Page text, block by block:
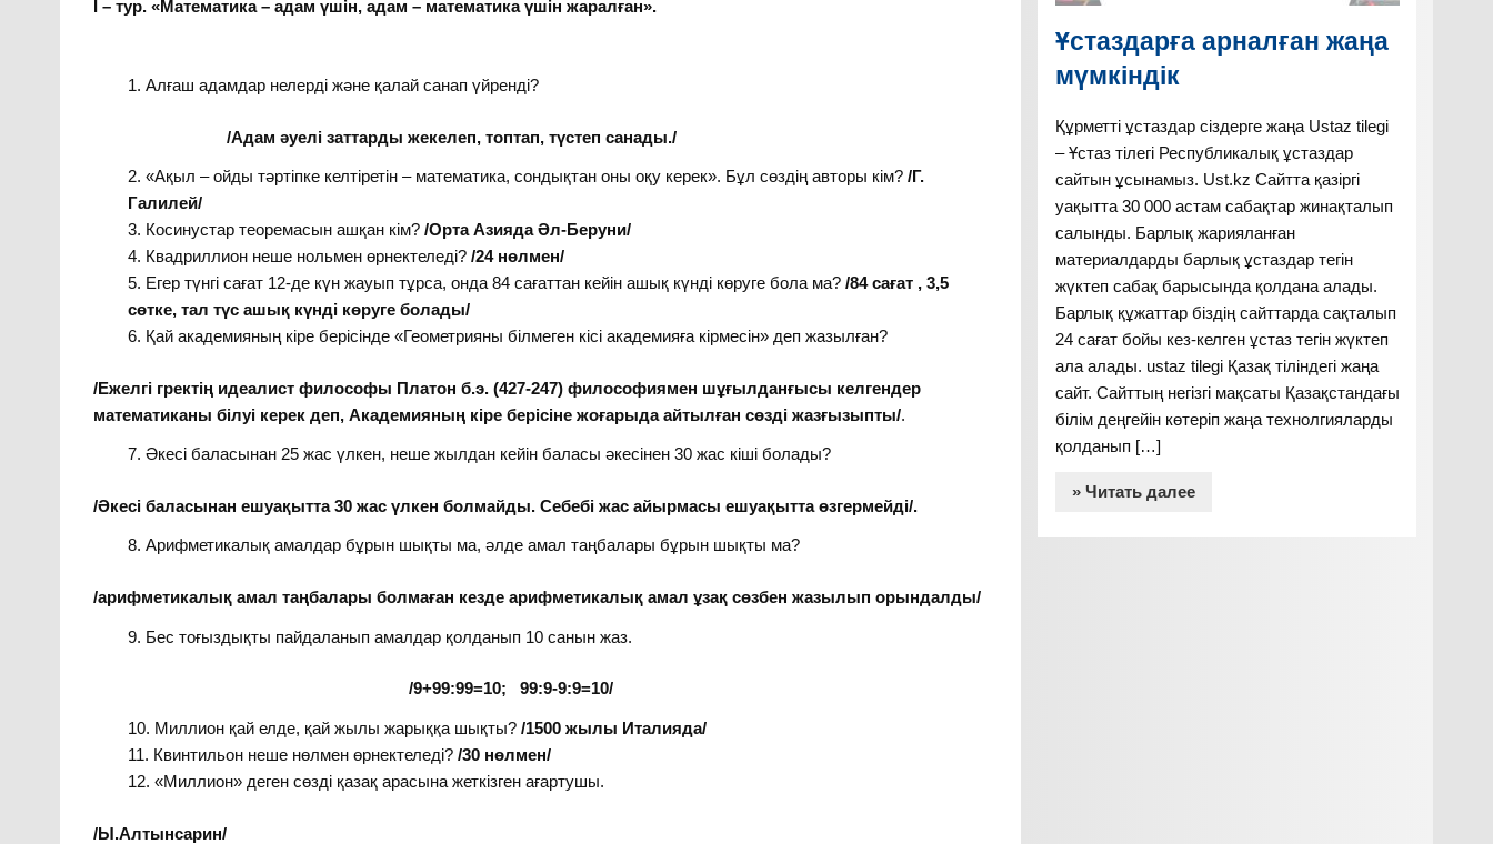
І – тур. «Математика – адам үшін, адам – математика үшін жаралған».
Алғаш адамдар нелерді және қалай санап үйренді?
/Адам әуелі заттарды жекелеп, топтап, түстеп санады./
«Ақыл – ойды тәртіпке келтіретін – математика, сондықтан оны оқу керек». Бұл сөздің авторы кім? /Г.
Галилей/
Косинустар теоремасын ашқан кім? /Орта Азияда Әл-Беруни/
Квадриллион неше нольмен өрнектеледі? /24 нөлмен/
Егер түнгі сағат 12-де күн жауып тұрса, онда 84 сағаттан кейін ашық күнді көруге бола ма? /84 сағат , 3,5
сөтке, тал түс ашық күнді көруге болады/
Қай академияның кіре берісінде «Геометрияны білмеген кісі академияға кірмесін» деп жазылған?
/Ежелгі гректің идеалист философы Платон б.э. (427-247) философиямен шұғылданғысы келгендер
математиканы білуі керек деп, Академияның кіре берісіне жоғарыда айтылған сөзді жазғызыпты/.
Әкесі баласынан 25 жас үлкен, неше жылдан кейін баласы әкесінен 30 жас кіші болады?
/Әкесі баласынан ешуақытта 30 жас үлкен болмайды. Себебі жас айырмасы ешуақытта өзгермейді/.
Арифметикалық амалдар бұрын шықты ма, әлде амал таңбалары бұрын шықты ма?
/арифметикалық амал таңбалары болмаған кезде арифметикалық амал ұзақ сөзбен жазылып орындалды/
Бес тоғыздықты пайдаланып амалдар қолданып 10 санын жаз.
/9+99:99=10; 99:9-9:9=10/
Миллион қай елде, қай жылы жарыққа шықты? /1500 жылы Италияда/
Квинтильон неше нөлмен өрнектеледі? /30 нөлмен/
«Миллион» деген сөзді қазақ арасына жеткізген ағартушы.
/Ы.Алтынсарин/
Ұстаздарға арналған жаңа
мүмкіндік
Құрметті ұстаздар сіздерге жаңа Ustaz tilegi
– Ұстаз тілегі Республикалық ұстаздар
сайтын ұсынамыз. Ust.kz Сайтта қазіргі
уақытта 30 000 астам сабақтар жинақталып
салынды. Барлық жарияланған
материалдарды барлық ұстаздар тегін
жүктеп сабақ барысында қолдана алады.
Барлық құжаттар біздің сайттарда сақталып
24 сағат бойы кез-келген ұстаз тегін жүктеп
ала алады. ustaz tilegi Қазақ тіліндегі жаңа
сайт. Сайттың негізгі мақсаты Қазақстандағы
білім деңгейін көтеріп жаңа технолгияларды
қолданып […]
» Читать далее